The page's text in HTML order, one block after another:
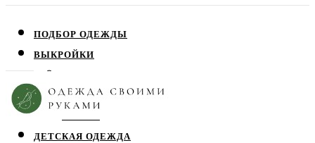
ПОДБОР ОДЕЖДЫ
ВЫКРОЙКИ
ЮБКИ
ДЕТСКАЯ ОДЕЖДА